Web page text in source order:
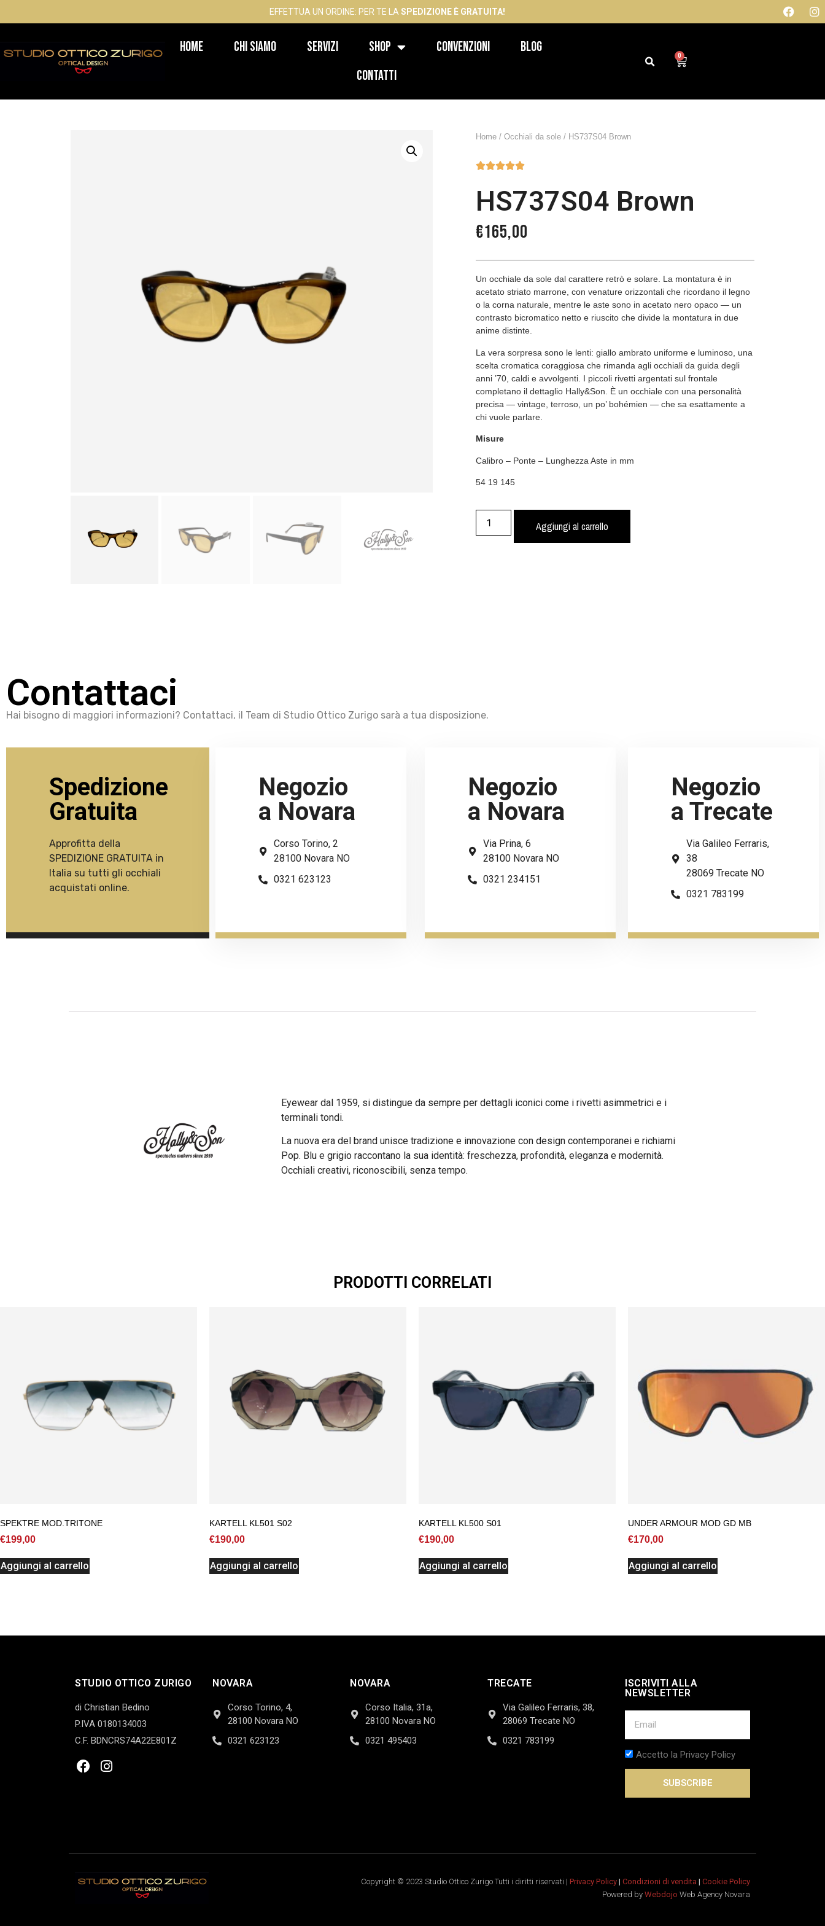
EFFETTUA UN ORDINE: PER TE LASPEDIZIONE È GRATUITA!
Home Chi Siamo Servizi Shop Convenzioni
Blog
Contatti
0
Home/ Occhiali da sole/ HS737S04 Brown

HS737S04 Brown
€165,00
Un occhiale da sole dal carattere retrò e solare. La montatura è in
acetato striato marrone, con venature orizzontali che ricordano il legno
o la corna naturale, mentre le aste sono in acetato nero opaco — un
contrasto bicromatico netto e riuscito che divide la montatura in due
anime distinte.
La vera sorpresa sono le lenti: giallo ambrato uniforme e luminoso, una
scelta cromatica coraggiosa che rimanda agli occhiali da guida degli
anni ’70, caldi e avvolgenti. I piccoli rivetti argentati sul frontale
completano il dettaglio Hally&Son. È un occhiale con una personalità
precisa — vintage, terroso, un po’ bohémien — che sa esattamente a
chi vuole parlare.
Misure
Calibro – Ponte – Lunghezza Aste in mm
54 19 145
Aggiungi al carrello
Contattaci
Hai bisogno di maggiori informazioni? Contattaci, il Team di Studio Ottico Zurigo sarà a tua disposizione.
Spedizione
Gratuita
Approfitta della
SPEDIZIONE GRATUITA in
Italia su tutti gli occhiali
acquistati online.
Negozio
a Novara
Corso Torino, 2
28100 Novara NO
0321 623123
Negozio
a Novara
Via Prina, 6
28100 Novara NO
0321 234151
Negozio
a Trecate
Via Galileo Ferraris,
38
28069 Trecate NO
0321 783199
Eyewear dal 1959, si distingue da sempre per dettagli iconici come i rivetti asimmetrici e i
terminali tondi.
La nuova era del brand unisce tradizione e innovazione con design contemporanei e richiami
Pop. Blu e grigio raccontano la sua identità: freschezza, profondità, eleganza e modernità.
Occhiali creativi, riconoscibili, senza tempo.
PRODOTTI CORRELATI
SPEKTRE MOD.TRITONE
€199,00
Aggiungi al carrello
KARTELL KL501 S02
€190,00
Aggiungi al carrello
KARTELL KL500 S01
€190,00
Aggiungi al carrello
UNDER ARMOUR MOD GD MB
€170,00
Aggiungi al carrello
STUDIO OTTICO ZURIGO
di Christian Bedino
P.IVA 0180134003
C.F. BDNCRS74A22E801Z
NOVARA
Corso Torino, 4,
28100 Novara NO
0321 623123
NOVARA
Corso Italia, 31a,
28100 Novara NO
0321 495403
TRECATE
Via Galileo Ferraris, 38,
28069 Trecate NO
0321 783199
ISCRIVITI ALLA
NEWSLETTER
Accetto la Privacy Policy
SUBSCRIBE
Copyright © 2023 Studio Ottico Zurigo Tutti i diritti riservati | Privacy Policy| Condizioni di vendita | Cookie Policy
Powered by Webdojo Web Agency Novara